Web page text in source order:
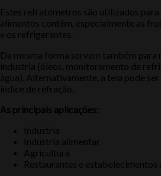
Estes refratómetros são utilizados para
alimentos contêm, especialmente as
e os refrigerantes.
Da mesma forma servem também
industria (óleos, monitoramento de
água). Alternativamente, a tela pode
índice de refração.
As principais aplicações:
Industria
Industria alimentar
Agricultura
Restaurantes e estabelecimentos